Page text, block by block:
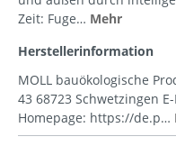
Zeit: Fuge… Mehr
Herstellerinformation
MOLL bauökologische
43 68723 Schwetzingen
Homepage: https://de.p…